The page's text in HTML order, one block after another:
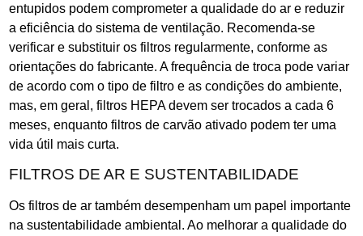
entupidos podem comprometer a qualidade do ar e reduzir
a eficiência do sistema de ventilação. Recomenda-se
verificar e substituir os filtros regularmente, conforme as
orientações do fabricante. A frequência de troca pode variar
de acordo com o tipo de filtro e as condições do ambiente,
mas, em geral, filtros HEPA devem ser trocados a cada 6
meses, enquanto filtros de carvão ativado podem ter uma
vida útil mais curta.
FILTROS DE AR E SUSTENTABILIDADE
Os filtros de ar também desempenham um papel importante
na sustentabilidade ambiental. Ao melhorar a qualidade do